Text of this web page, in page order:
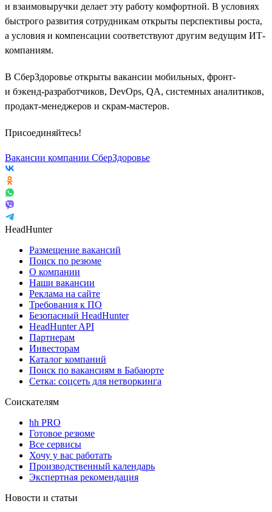
и взаимовыручки делает эту работу комфортной. В условиях
быстрого развития сотрудникам открыты перспективы роста,
а условия и компенсации соответствуют другим ведущим ИТ-
компаниям.
В СберЗдоровье открыты вакансии мобильных, фронт-
и бэкенд-разработчиков, DevOps, QA, системных аналитиков,
продакт-менеджеров и скрам-мастеров.
Присоединяйтесь!
Вакансии компании СберЗдоровье
HeadHunter
Размещение вакансий
Поиск по резюме
О компании
Наши вакансии
Реклама на сайте
Требования к ПО
Безопасный HeadHunter
HeadHunter API
Партнерам
Инвесторам
Каталог компаний
Поиск по вакансиям в Бабаюрте
Сетка: соцсеть для нетворкинга
Соискателям
hh PRO
Готовое резюме
Все сервисы
Хочу у вас работать
Производственный календарь
Экспертная рекомендация
Новости и статьи